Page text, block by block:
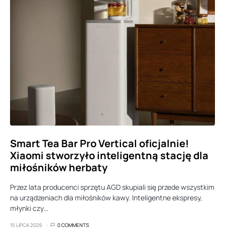
Smart Tea Bar Pro Vertical oficjalnie!
Xiaomi stworzyło inteligentną stację dla
miłośników herbaty
Przez lata producenci sprzętu AGD skupiali się przede wszystkim
na urządzeniach dla miłośników kawy. Inteligentne ekspresy,
młynki czy…
15 LIPCA 2026 0 COMMENTS